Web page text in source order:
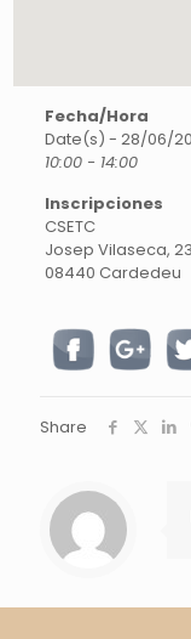
Fecha/Hora
Date(s) - 28/06/
10:00 - 14:00
Inscripciones
CSETC
Josep Vilaseca, 23
08440 Cardedeu
Share